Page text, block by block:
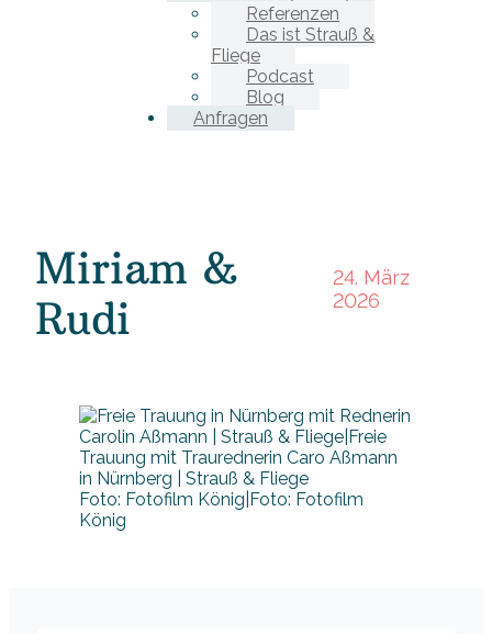
Referenzen
Das ist Strauß &
Fliege
Podcast
Blog
Anfragen
Miriam &
Rudi
24. März
2026
Foto: Fotofilm König|Foto: Fotofilm
König